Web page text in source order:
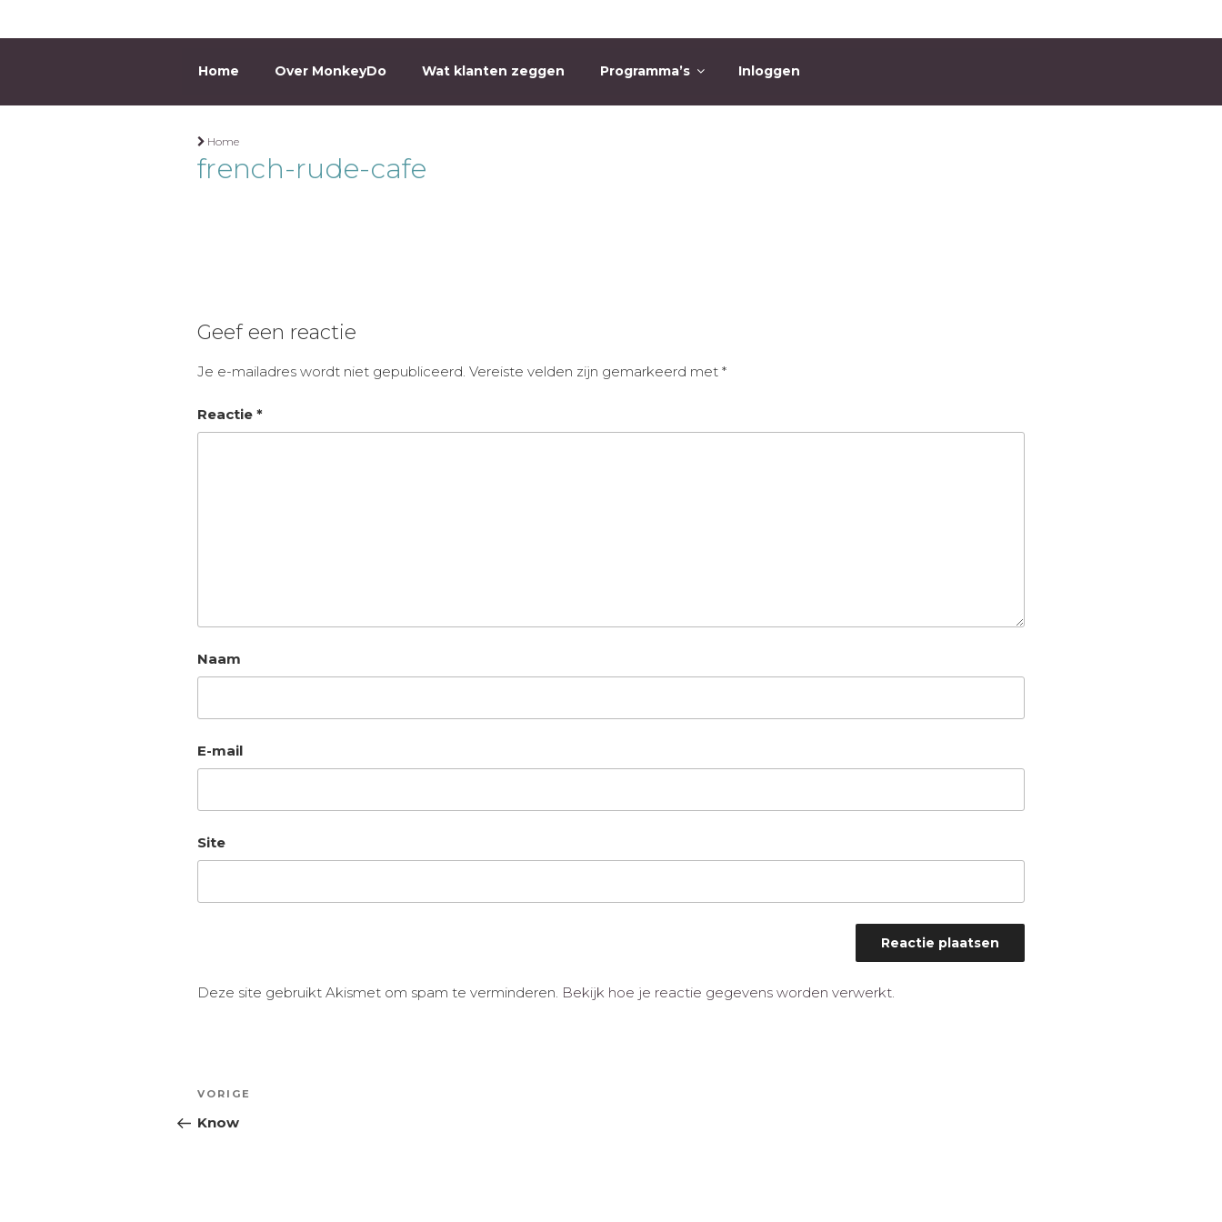
MONKEYDO
Home Over MonkeyDo Wat klanten zeggen Programma’s Inloggen
Home
french-rude-cafe
Geef een reactie
Je e-mailadres wordt niet gepubliceerd. Vereiste velden zijn gemarkeerd met *
Reactie *
Naam
E-mail
Site
Deze site gebruikt Akismet om spam te verminderen. Bekijk hoe je reactie gegevens worden verwerkt.
Bericht
navigatie
Vorig
bericht
VORIGE
Know